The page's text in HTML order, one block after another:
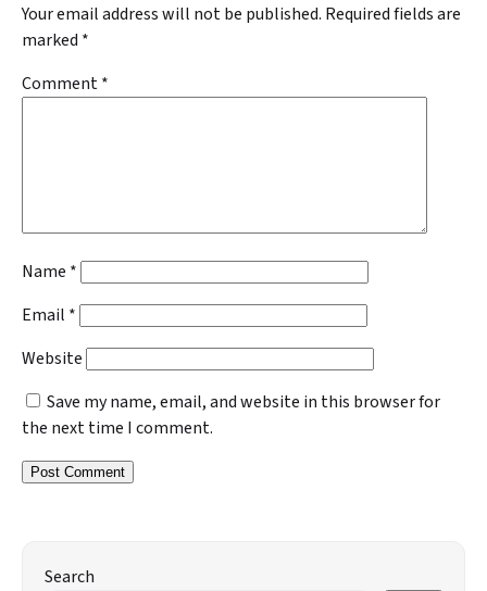
Your email address will not be published. Required fields are
marked *
Comment*
Name *
Email *
Website
Save my name, email, and website in this browser for
the next time I comment.
Search